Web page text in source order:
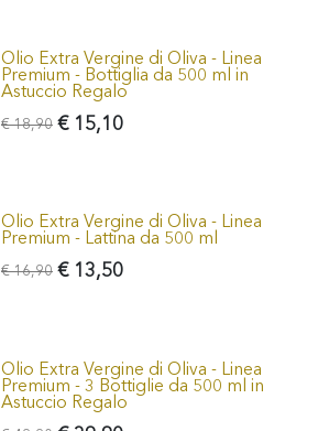
Olio Extra Vergine di Oliva - Linea
Premium - Bottiglia da 500 ml in
Astuccio Regalo
€ 15,10
€ 18,90
Olio Extra Vergine di Oliva - Linea
Premium - Lattina da 500 ml
€ 13,50
€ 16,90
Olio Extra Vergine di Oliva - Linea
Premium - 3 Bottiglie da 500 ml in
Astuccio Regalo